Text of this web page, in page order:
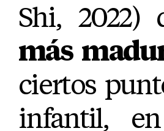
Shi, 2022)
más
ciertos
infantil,